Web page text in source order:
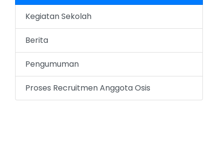
Kegiatan Sekolah
Berita
Pengumuman
Proses Recruitmen Anggota Osis